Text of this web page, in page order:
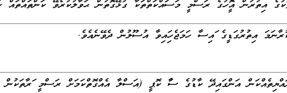
އިތުރުން އޮފީހުގެ ރަސްމީ މަސައްކަތްތަކާ ގުޅޭގޮތުން ޙަވާލުކުރެވޭ ކަންތައްތައް
އިތުރުގަޑީގެ ފައިސާ ހަމަޖެހިފައިވާ އުސޫލުން ދެވޭނެއެވެ.
އަންގައިދޭ ކާޑުގެ ސާފު ކޮޕީ (އަސްލާ އެއްގޮތްކަމަށް ރަސްމީ ފަރާތަކުން